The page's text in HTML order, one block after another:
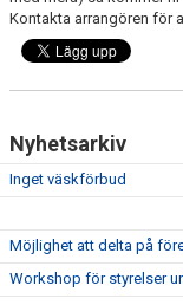
Kontakta arrangören för
Nyhetsarkiv
Inget väskförbud
Möjlighet att delta på
Workshop för styrelser